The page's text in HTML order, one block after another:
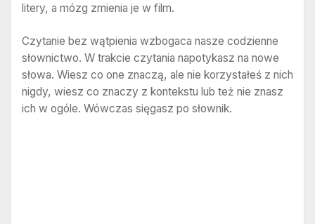
litery, a mózg zmienia je w film.
Czytanie bez wątpienia wzbogaca nasze codzienne
słownictwo. W trakcie czytania napotykasz na nowe
słowa. Wiesz co one znaczą, ale nie korzystałeś z nich
nigdy, wiesz co znaczy z kontekstu lub też nie znasz
ich w ogóle. Wówczas sięgasz po słownik.